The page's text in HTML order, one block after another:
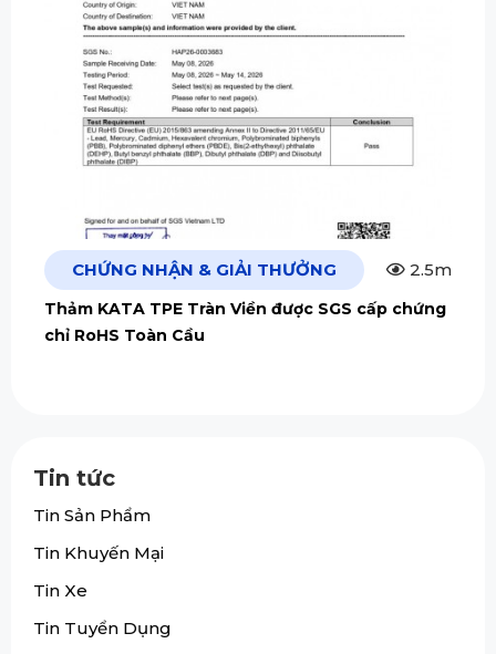
CHỨNG NHẬN & GIẢI THƯỞNG 2.5m
Thảm KATA TPE Tràn Viền được SGS cấp chứng
chỉ RoHS Toàn Cầu
Tin tức
Tin Sản Phẩm
Tin Khuyến Mại
Tin Xe
Tin Tuyển Dụng